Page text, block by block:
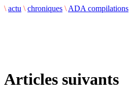
\ actu \ chroniques \ ADA compilations
Articles suivants